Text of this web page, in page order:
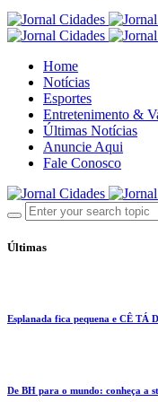
Home
Notícias
Esportes
Entretenimento &
Últimas Notícias
Anuncie Aqui
Fale Conosco
Últimas
Esplanada fica pequena e CÊ TÁ
De BH para o mundo: conheça a